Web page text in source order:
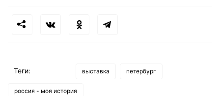
Теги: выставка петербург
россия - моя история